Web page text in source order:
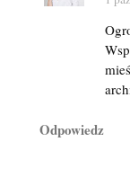
Odpowiedz